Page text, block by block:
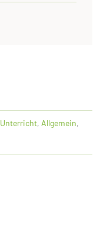
, Allgemein,